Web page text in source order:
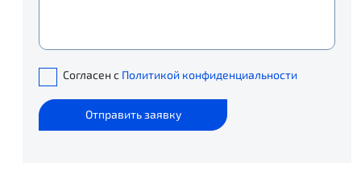
Согласен с Политикой конфиденциальности
Отправить заявку